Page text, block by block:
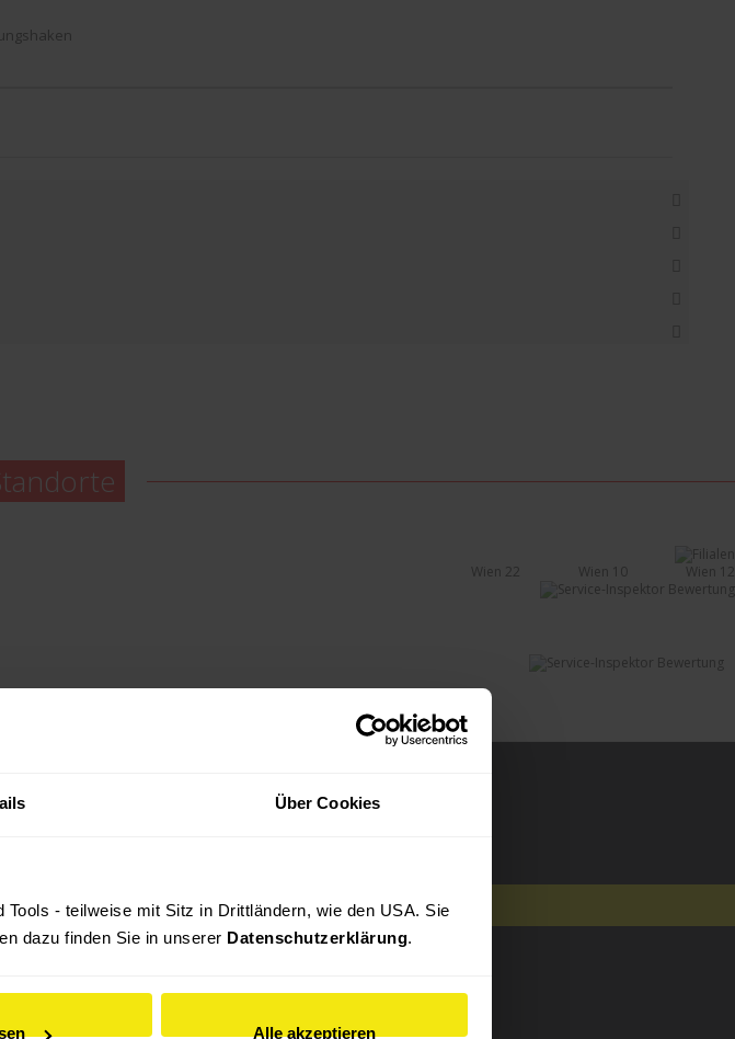
Über Cookies
- teilweise mit Sitz in Drittländern, wie den USA. Sie
dazu finden Sie in unserer Datenschutzerklärung.
Alle akzeptieren
Wien 22 Wien 10 Wien 12